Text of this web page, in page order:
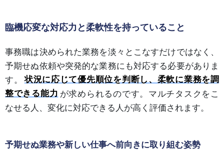
臨機応変な対応力と柔軟性を持っていること
事務職は決められた業務を淡々とこなすだけではなく、
予期せぬ依頼や突発的な業務にも対応する必要がありま
す。
状況に応じて優先順位を判断し、柔軟に業務を調
整できる能力 が求められるのです。マルチタスクをこ
なせる人、変化に対応できる人が高く評価されます。
予期せぬ業務や新しい仕事へ前向きに取り組む姿勢